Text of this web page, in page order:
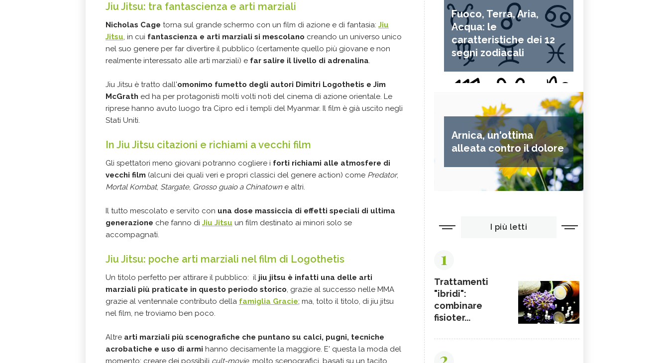
Jiu Jitsu: tra fantascienza e arti marziali
Nicholas Cage torna sul grande schermo con un film di azione e di fantasia: Jiu
Jitsu, in cui fantascienza e arti marziali si mescolano creando un universo unico
nel suo genere per far divertire il pubblico (certamente quello più giovane e non
realmente interessato alle arti marziali) e far salire il livello di adrenalina.
Jiu Jitsu è tratto dall'omonimo fumetto degli autori Dimitri Logothetis e Jim
McGrath ed ha per protagonisti molti volti noti del cinema di azione orientale. Le
riprese hanno avuto luogo tra Cipro ed i templi del Myanmar. Il film è già uscito negli
Stati Uniti.
In Jiu Jitsu citazioni e richiami a vecchi film
Gli spettatori meno giovani potranno cogliere i forti richiami alle atmosfere di
vecchi film (alcuni dei quali veri e propri classici del genere action) come Predator,
Mortal Kombat, Stargate, Grosso guaio a Chinatown e altri.
Il tutto mescolato e servito con una dose massiccia di effetti speciali di ultima
generazione che fanno di Jiu Jitsu un film destinato ai minori solo se
accompagnati.
Jiu Jitsu: poche arti marziali nel film di Logothetis
Un titolo perfetto per attirare il pubblico: il jiu jitsu è infatti una delle arti
marziali più praticate in questo periodo storico, grazie al successo nelle MMA
grazie al ventennale contributo della famiglia Gracie; ma, tolto il titolo, di jiu jitsu
nel film, ne troviamo ben poco.
Altre arti marziali più scenografiche che puntano su calci, pugni, tecniche
acrobatiche e uso di armi hanno decisamente la maggiore. E' questa la moda del
momento: creare dei possibili cult-movie, molto scenografici, basati su un tacito
Fuoco, Terra, Aria,
Acqua: le
caratteristiche dei 12
segni zodiacali
Arnica, un'ottima
alleata contro il dolore
I più letti
1
Trattamenti
"ibridi":
combinare
fisioter...